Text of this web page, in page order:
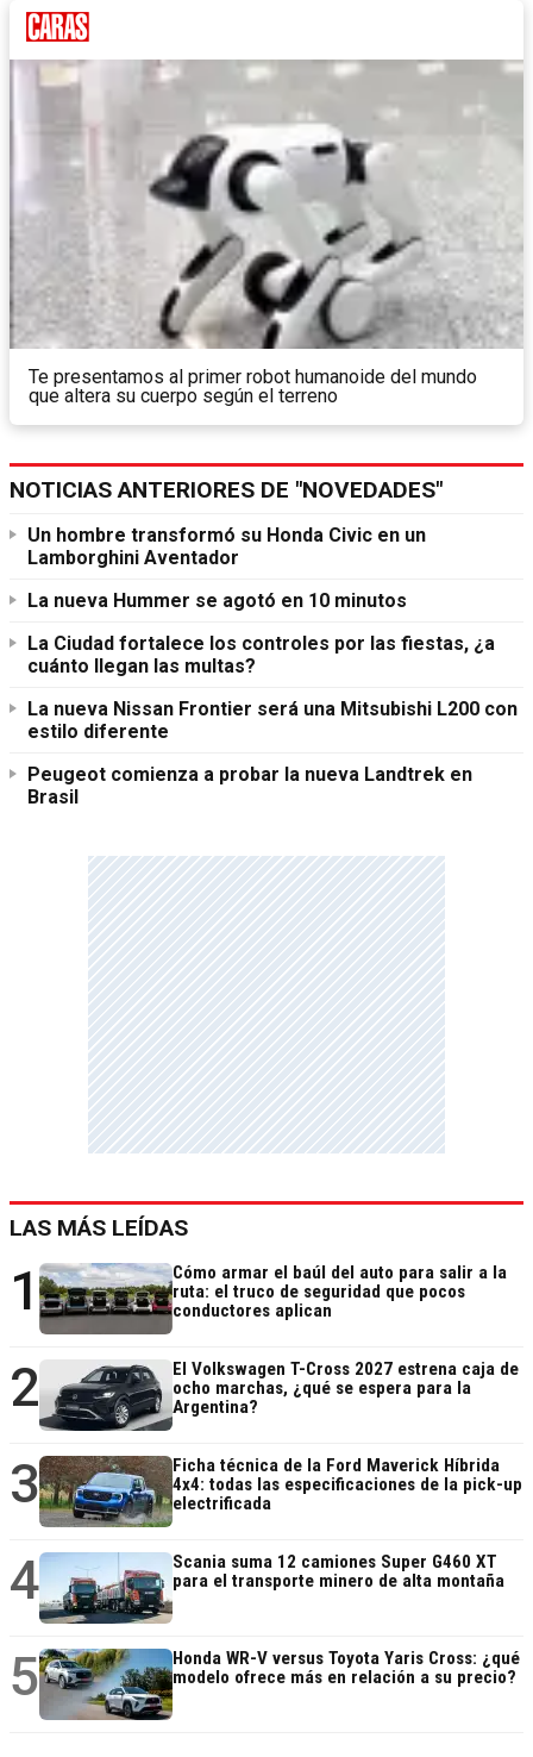
Te presentamos al primer robot humanoide del mundo
que altera su cuerpo según el terreno
NOTICIAS ANTERIORES DE "NOVEDADES"
Un hombre transformó su Honda Civic en un
Lamborghini Aventador
La nueva Hummer se agotó en 10 minutos
La Ciudad fortalece los controles por las fiestas, ¿a
cuánto llegan las multas?
La nueva Nissan Frontier será una Mitsubishi L200 con
estilo diferente
Peugeot comienza a probar la nueva Landtrek en
Brasil
LAS MÁS LEÍDAS
1
Cómo armar el baúl del auto para salir a la
ruta: el truco de seguridad que pocos
conductores aplican
2
El Volkswagen T-Cross 2027 estrena caja de
ocho marchas, ¿qué se espera para la
Argentina?
3
Ficha técnica de la Ford Maverick Híbrida
4x4: todas las especificaciones de la pick-up
electrificada
4
Scania suma 12 camiones Super G460 XT
para el transporte minero de alta montaña
5
Honda WR-V versus Toyota Yaris Cross: ¿qué
modelo ofrece más en relación a su precio?